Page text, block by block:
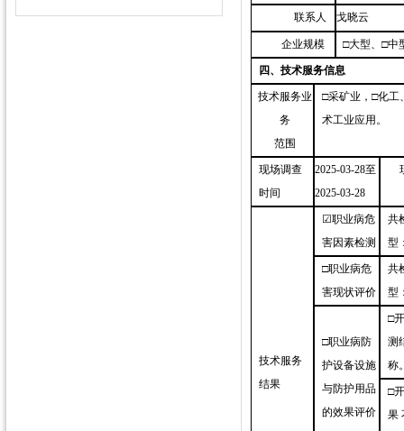
联系人 戈晓云
企业规模 □大型、□中
四、技术服务信息
技术服务业
务
范围
□采矿业，□化工
术工业应用。
现场调查
时间
2025-03-28至
2025-03-28
技术服务
结果
☑职业病危
害因素检测
共
型
□职业病危
害现状评价
共
型
□职业病防
护设备设施
与防护用品
的效果评价
□
测
称
□
果